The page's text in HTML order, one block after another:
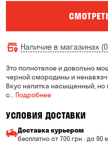
Наличие в магазинах
Это полнотелое и довольно
черной смородины и
Вкус напитка насыщенный,
с… Подробнее
УСЛОВИЯ ДОСТАВКИ
Доставка курьером
бесплатно от 700 грн · до 90